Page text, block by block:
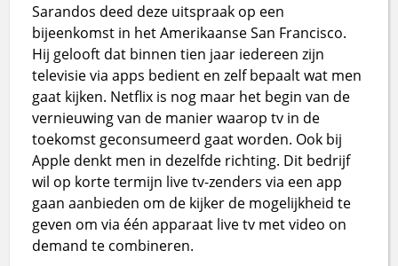
Sarandos deed deze uitspraak op een
bijeenkomst in het Amerikaanse San Francisco.
Hij gelooft dat binnen tien jaar iedereen zijn
televisie via apps bedient en zelf bepaalt wat men
gaat kijken. Netflix is nog maar het begin van de
vernieuwing van de manier waarop tv in de
toekomst geconsumeerd gaat worden. Ook bij
Apple denkt men in dezelfde richting. Dit bedrijf
wil op korte termijn live tv-zenders via een app
gaan aanbieden om de kijker de mogelijkheid te
geven om via één apparaat live tv met video on
demand te combineren.